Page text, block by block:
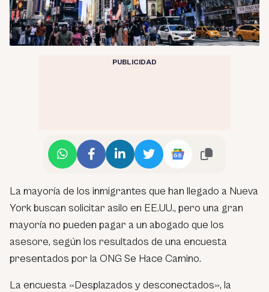
PUBLICIDAD
La mayoría de los inmigrantes que han llegado a Nueva
York buscan solicitar asilo en EE.UU., pero una gran
mayoría no pueden pagar a un abogado que los
asesore, según los resultados de una encuesta
presentados por la ONG Se Hace Camino.
La encuesta «Desplazados y desconectados», la